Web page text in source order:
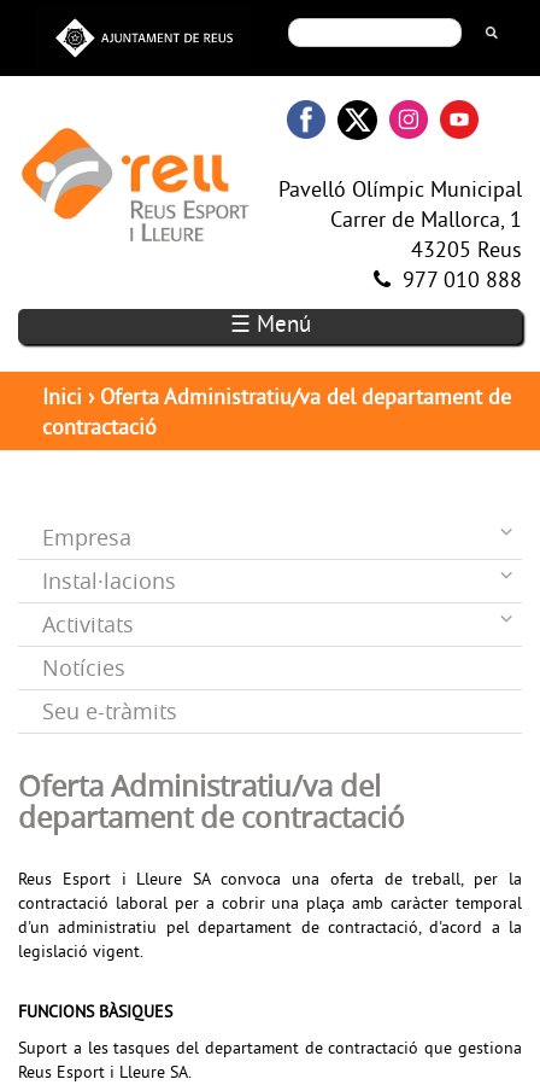
Pavelló Olímpic Municipal
Carrer de Mallorca, 1
43205 Reus
977 010 888
☰ Menú
Inici › Oferta Administratiu/va del departament de
contractació
Empresa
Instal·lacions
Activitats
Notícies
Seu e-tràmits
Oferta Administratiu/va del
departament de contractació
Reus Esport i Lleure SA convoca una oferta de treball, per la
contractació laboral per a cobrir una plaça amb caràcter temporal
d'un administratiu pel departament de contractació, d'acord a la
legislació vigent.
FUNCIONS BÀSIQUES
Suport a les tasques del departament de contractació que gestiona
Reus Esport i Lleure SA.